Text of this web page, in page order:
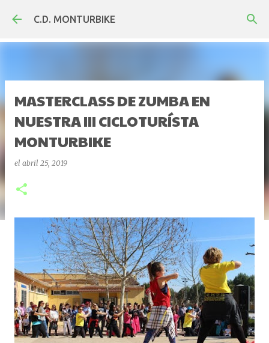
Ir al contenido principal
C.D. MONTURBIKE
MASTERCLASS DE ZUMBA EN
NUESTRA III CICLOTURÍSTA
MONTURBIKE
el abril 25, 2019